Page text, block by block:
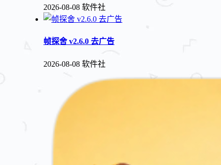
2026-08-08 软件社
帧探舍 v2.6.0 去广告
2026-08-08 软件社